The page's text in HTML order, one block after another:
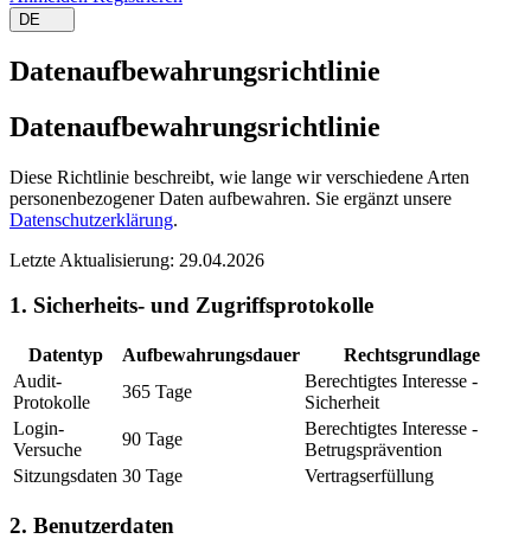
DE
Datenaufbewahrungsrichtlinie
Datenaufbewahrungsrichtlinie
Diese Richtlinie beschreibt, wie lange wir verschiedene Arten
personenbezogener Daten aufbewahren. Sie ergänzt unsere
Datenschutzerklärung.
Letzte Aktualisierung: 29.04.2026
1. Sicherheits- und Zugriffsprotokolle
Datentyp Aufbewahrungsdauer
Rechtsgrundlage
Audit-
Protokolle
365 Tage
Berechtigtes Interesse -
Sicherheit
Login-
Versuche
90 Tage
Berechtigtes Interesse -
Betrugsprävention
Sitzungsdaten 30 Tage Vertragserfüllung
2. Benutzerdaten